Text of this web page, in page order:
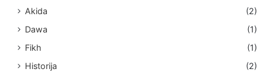
Akida
(2)
Dawa
(1)
Fikh
(1)
Historija
(2)